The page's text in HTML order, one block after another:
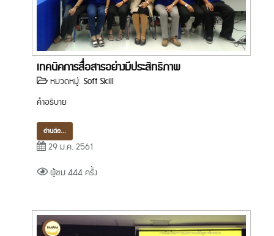
เทคนิคการสื่อสารอย่างมีประสิทธิภาพ
หมวดหมู่: Soft Skill
คำอธิบาย
อ่านต่อ...
29 ม.ค. 2561
ผู้ชม 444 ครั้ง